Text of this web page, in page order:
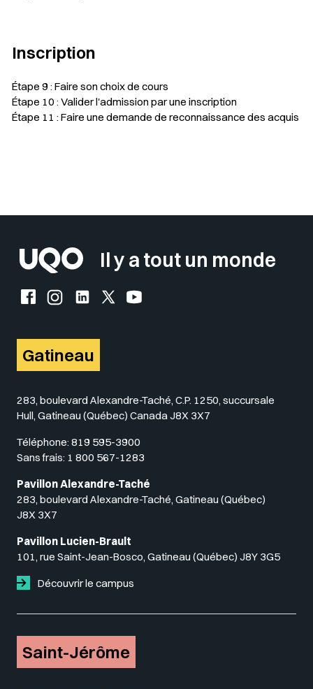
Inscription
Étape 9 : Faire son choix de cours
Étape 10 : Valider l'admission par une inscription
Étape 11 : Faire une demande de reconnaissance des acquis
Il y a tout un monde
Facebook de l'UQO
Instagram de l'UQO
LinkedIn de l'UQO
X (Twitter) de l'UQO
YouTube de l'UQO
Gatineau
283, boulevard Alexandre-Taché, C.P. 1250, succursale
Hull, Gatineau (Québec) Canada J8X 3X7
Téléphone: 819 595-3900
Sans frais: 1 800 567-1283
Pavillon Alexandre-Taché
283, boulevard Alexandre-Taché, Gatineau (Québec)
J8X 3X7
Pavillon Lucien-Brault
101, rue Saint-Jean-Bosco, Gatineau (Québec) J8Y 3G5
Découvrir le campus
Saint-Jérôme